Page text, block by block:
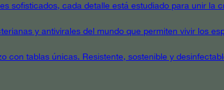
sofisticados, cada detalle está estudiado para unir la
y antivirales del mundo que permiten vivir los
con tablas únicas. Resistente, sostenible y